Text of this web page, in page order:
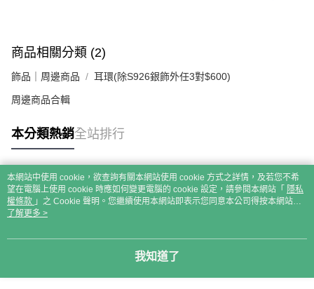
商品相關分類 (2)
飾品｜周邊商品 耳環(除S926銀飾外任3對$600)
周邊商品合輯
本分類熱銷全站排行
熱門標籤
本網站中使用 cookie，欲查詢有關本網站使用 cookie 方式之詳情，及若您不希
望在電腦上使用 cookie 時應如何變更電腦的 cookie 設定，請參閱本網站「 隱私
權條款 」之 Cookie 聲明。您繼續使用本網站即表示您同意本公司得按本網站使
用條款之 Cookie 聲明使用 cookie。
了解更多 >
我知道了